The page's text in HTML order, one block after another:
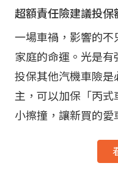
超額責任險建議投保
一場車禍，影響的
家庭的命運。光是
投保其他汽機車險
主，可以加保「丙
小擦撞，讓新買的愛